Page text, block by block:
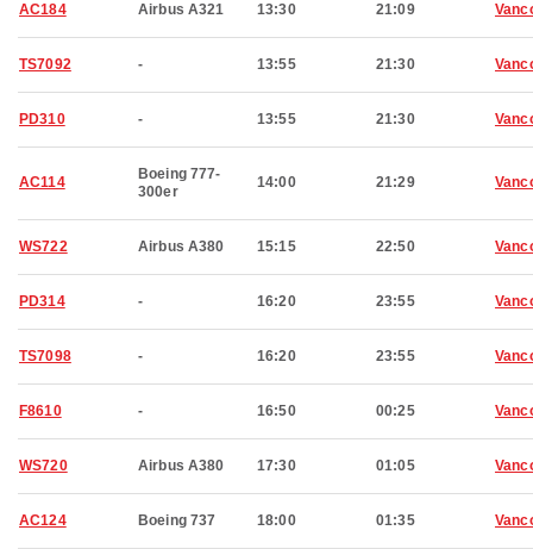
AC184 Airbus A321 13:30 21:09
TS7092 - 13:55 21:30
PD310 - 13:55 21:30
AC114
Boeing 777-
300er
14:00 21:29
WS722 Airbus A380 15:15 22:50
PD314 - 16:20 23:55
TS7098 - 16:20 23:55
F8610 - 16:50 00:25
WS720 Airbus A380 17:30 01:05
AC124 Boeing 737 18:00 01:35